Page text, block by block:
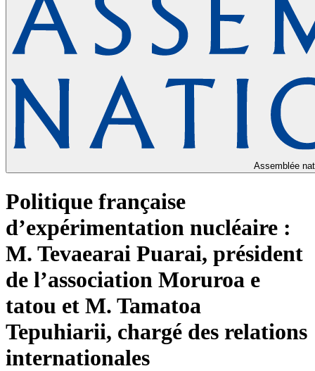
Assemblée
Politique française
d’expérimentation nucléaire :
M. Tevaearai Puarai, président
de l’association Moruroa e
tatou et M. Tamatoa
Tepuhiarii, chargé des relations
internationales